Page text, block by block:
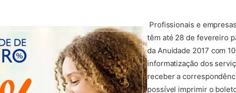
Profissionais e
têm até 28 de fevereiro
da Anuidade 2017 com
informatização dos
receber a
possível imprimir o